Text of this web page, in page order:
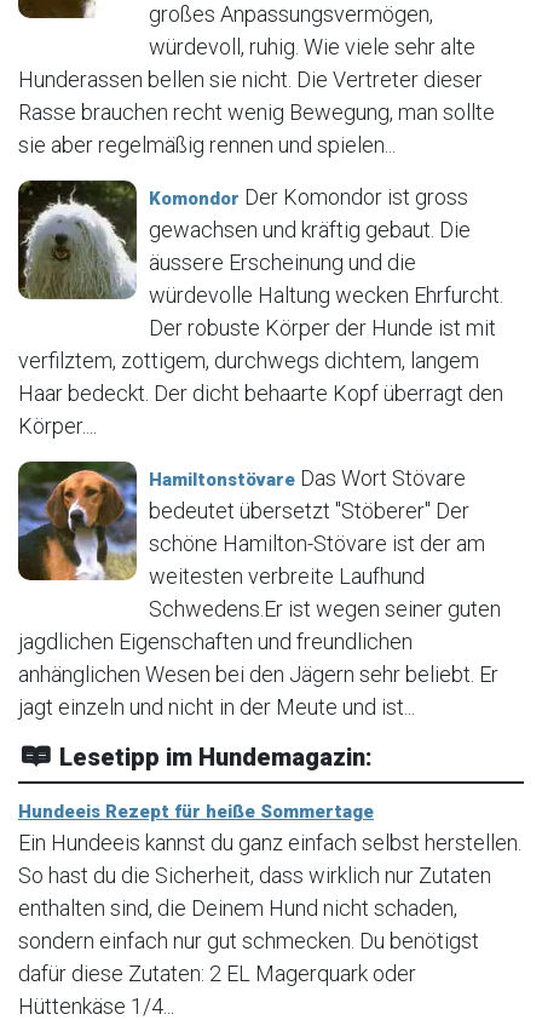
großes Anpassungsvermögen,
würdevoll, ruhig. Wie viele sehr alte
Hunderassen bellen sie nicht. Die Vertreter dieser
Rasse brauchen recht wenig Bewegung, man sollte
sie aber regelmäßig rennen und spielen...
Komondor Der Komondor ist gross
gewachsen und kräftig gebaut. Die
äussere Erscheinung und die
würdevolle Haltung wecken Ehrfurcht.
Der robuste Körper der Hunde ist mit
verfilztem, zottigem, durchwegs dichtem, langem
Haar bedeckt. Der dicht behaarte Kopf überragt den
Körper....
Hamiltonstövare Das Wort Stövare
bedeutet übersetzt "Stöberer" Der
schöne Hamilton-Stövare ist der am
weitesten verbreite Laufhund
Schwedens.Er ist wegen seiner guten
jagdlichen Eigenschaften und freundlichen
anhänglichen Wesen bei den Jägern sehr beliebt. Er
jagt einzeln und nicht in der Meute und ist...
Lesetipp im Hundemagazin:
Hundeeis Rezept für heiße Sommertage
Ein Hundeeis kannst du ganz einfach selbst herstellen.
So hast du die Sicherheit, dass wirklich nur Zutaten
enthalten sind, die Deinem Hund nicht schaden,
sondern einfach nur gut schmecken. Du benötigst
dafür diese Zutaten: 2 EL Magerquark oder
Hüttenkäse 1/4...